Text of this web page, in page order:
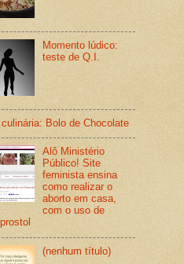
Momento lúdico:
teste de Q.I.
culinária: Bolo de Chocolate
Alô Ministério
Público! Site
feminista ensina
como realizar o
aborto em casa,
com o uso de
(nenhum título)